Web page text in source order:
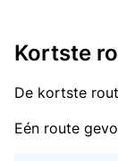
Kortste
De kortste
Eén route